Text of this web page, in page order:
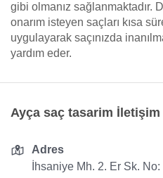
gibi olmanız sağlanmaktadır.
onarım isteyen saçları kısa
uygulayarak saçınızda
yardım eder.
Ayça saç tasarim
Adres
İhsaniye Mh. 2. Er Sk. No: